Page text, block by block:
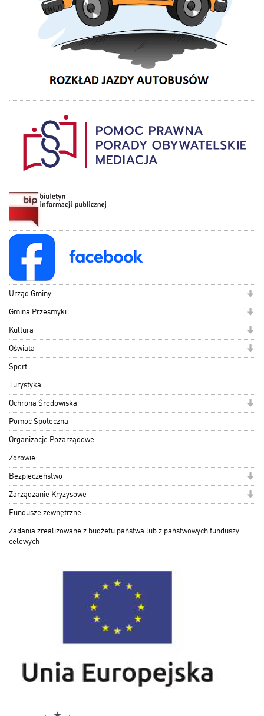
Urząd Gminy
Gmina Przesmyki
Kultura
Oświata
Sport
Turystyka
Ochrona Środowiska
Pomoc Społeczna
Organizacje Pozarządowe
Zdrowie
Bezpieczeństwo
Zarządzanie Kryzysowe
Fundusze zewnętrzne
Zadania zrealizowane z budżetu państwa lub z państwowych funduszy
celowych